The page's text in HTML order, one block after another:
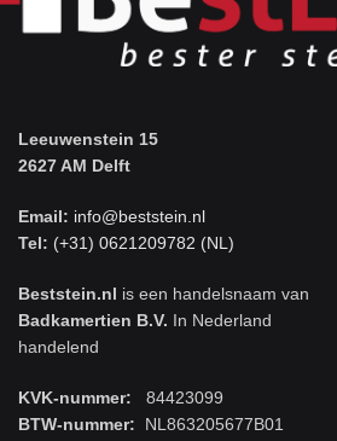
Leeuwenstein 15
2627 AM Delft
Email: info@beststein.nl
Tel: (+31) 0621209782 (NL)
Beststein.nl is een handelsnaam van
Badkamertien B.V. In Nederland
handelend
KVK-nummer: 84423099
BTW-nummer: NL863205677B01